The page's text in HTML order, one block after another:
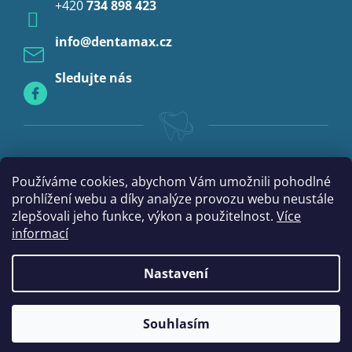
Používáme cookies, abychom Vám umožnili pohodlné
prohlížení webu a díky analýze provozu webu neustále
zlepšovali jeho funkce, výkon a použitelnost. Více
informací
Nastavení
Souhlasím
Profylaxe
info@dentamax.cz
+420734 898 423
Sledujte nás
Vytvořil Shoptet |mime digital
DentaMax.cz. Všechna práva vyhrazena.